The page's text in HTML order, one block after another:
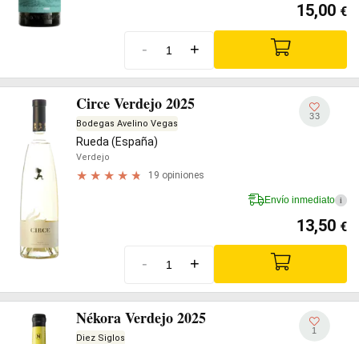
15,00 €
- +
Circe Verdejo 2025
Bodegas Avelino Vegas
Rueda (España)
Verdejo
19 opiniones
33
Envío inmediato i
13,50 €
- +
Nékora Verdejo 2025
Diez Siglos
1